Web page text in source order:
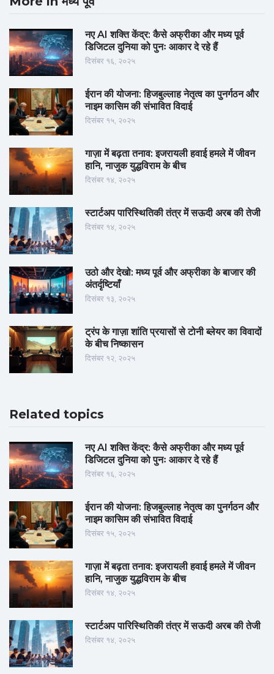
नए AI शक्ति केंद्र: कैसे अफ्रीका और मध्य पूर्व
डिजिटल दुनिया को पुनः आकार दे रहे हैं
दिसंबर १६, २०२५
ईरान की योजना: हिजबुल्लाह नेतृत्व का पुनर्गठन और
नाइम कासिम की संभावित विदाई
दिसंबर १५, २०२५
गाज़ा में बढ़ता तनाव: इजरायली हवाई हमले में जीवन
हानि, नाजुक युद्धविराम के बीच
दिसंबर १४, २०२५
स्टार्टअप पारिस्थितिकी तंत्र में सऊदी अरब की तेजी
दिसंबर १४, २०२५
उठो और देखो: मध्य पूर्व और अफ्रीका के बाजार की
अंतर्दृष्टियाँ
दिसंबर १३, २०२५
ट्रंप के गाज़ा शांति प्रयासों से टोनी ब्लेयर का विवादों
के बीच निष्कासन
दिसंबर १२, २०२५
Related topics
नए AI शक्ति केंद्र: कैसे अफ्रीका और मध्य पूर्व
डिजिटल दुनिया को पुनः आकार दे रहे हैं
दिसंबर १६, २०२५
ईरान की योजना: हिजबुल्लाह नेतृत्व का पुनर्गठन और
नाइम कासिम की संभावित विदाई
दिसंबर १५, २०२५
गाज़ा में बढ़ता तनाव: इजरायली हवाई हमले में जीवन
हानि, नाजुक युद्धविराम के बीच
दिसंबर १४, २०२५
स्टार्टअप पारिस्थितिकी तंत्र में सऊदी अरब की तेजी
दिसंबर १४, २०२५